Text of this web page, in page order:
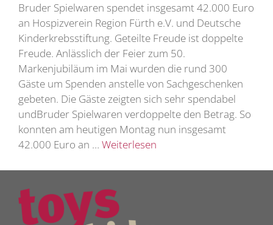
Bruder Spielwaren spendet insgesamt 42.000 Euro
an Hospizverein Region Fürth e.V. und Deutsche
Kinderkrebsstiftung. Geteilte Freude ist doppelte
Freude. Anlässlich der Feier zum 50.
Markenjubiläum im Mai wurden die rund 300
Gäste um Spenden anstelle von Sachgeschenken
gebeten. Die Gäste zeigten sich sehr spendabel
undBruder Spielwaren verdoppelte den Betrag. So
konnten am heutigen Montag nun insgesamt
42.000 Euro an … Weiterlesen